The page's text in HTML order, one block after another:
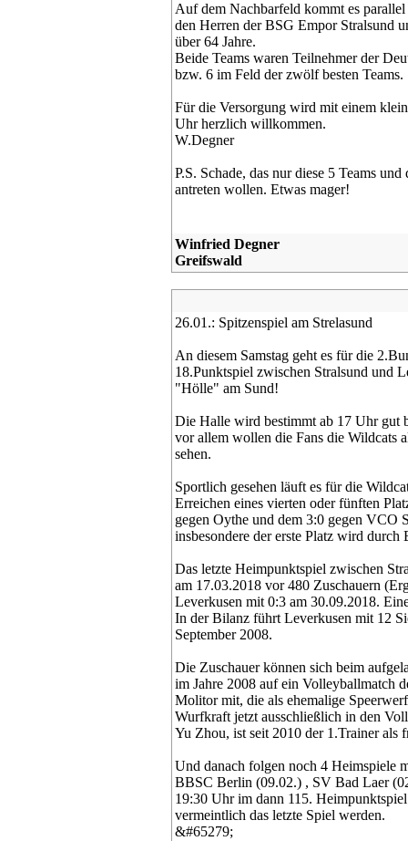
Auf dem Nachbarfeld kommt es
den Herren der BSG Empor Stralsund
über 64 Jahre.
Beide Teams waren Teilnehmer der
bzw. 6 im Feld der zwölf besten Teams.
Für die Versorgung wird mit einem
Uhr herzlich willkommen.
W.Degner
P.S. Schade, das nur diese 5 Teams
antreten wollen. Etwas mager!
Winfried Degner
Greifswald
26.01.: Spitzenspiel am Strelasund
An diesem Samstag geht es für die
18.Punktspiel zwischen Stralsund und
"Hölle" am Sund!
Die Halle wird bestimmt ab 17 Uhr gut
vor allem wollen die Fans die Wildcats
sehen.
Sportlich gesehen läuft es für die
Erreichen eines vierten oder fünften
gegen Oythe und dem 3:0 gegen VCO
insbesondere der erste Platz wird
Das letzte Heimpunktspiel zwischen
am 17.03.2018 vor 480 Zuschauern
Leverkusen mit 0:3 am 30.09.2018.
In der Bilanz führt Leverkusen mit 12
September 2008.
Die Zuschauer können sich beim
im Jahre 2008 auf ein Volleyballmatch
Molitor mit, die als ehemalige
Wurfkraft jetzt ausschließlich in den
Yu Zhou, ist seit 2010 der 1.Trainer als
Und danach folgen noch 4 Heimspiele
BBSC Berlin (09.02.) , SV Bad Laer
19:30 Uhr im dann 115.
vermeintlich das letzte Spiel werden.
&#65279;